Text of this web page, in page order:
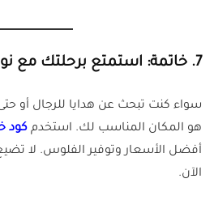
7. خاتمة: استمتع برحلتك مع
سواء كنت تبحث عن هدايا للرجال أو
هو المكان المناسب لك. استخدم كود
أفضل الأسعار وتوفير الفلوس. لا
الآن.